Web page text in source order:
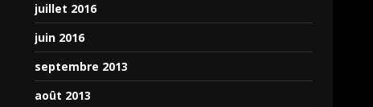
juillet 2016
juin 2016
septembre 2013
août 2013